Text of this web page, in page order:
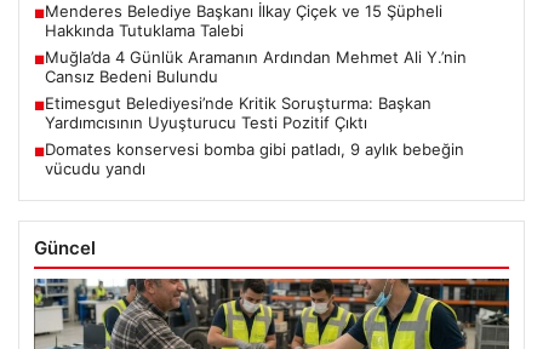
■Menderes Belediye Başkanı İlkay Çiçek ve 15 Şüpheli
Hakkında Tutuklama Talebi
■Muğla’da 4 Günlük Aramanın Ardından Mehmet Ali Y.’nin
Cansız Bedeni Bulundu
■Etimesgut Belediyesi’nde Kritik Soruşturma: Başkan
Yardımcısının Uyuşturucu Testi Pozitif Çıktı
■Domates konservesi bomba gibi patladı, 9 aylık bebeğin
vücudu yandı
Güncel